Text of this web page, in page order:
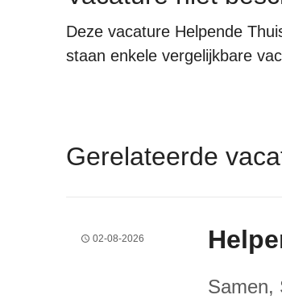
Deze vacature Helpende
staan enkele vergelijkbare
Gerelateerde
02-08-2026
Samen,